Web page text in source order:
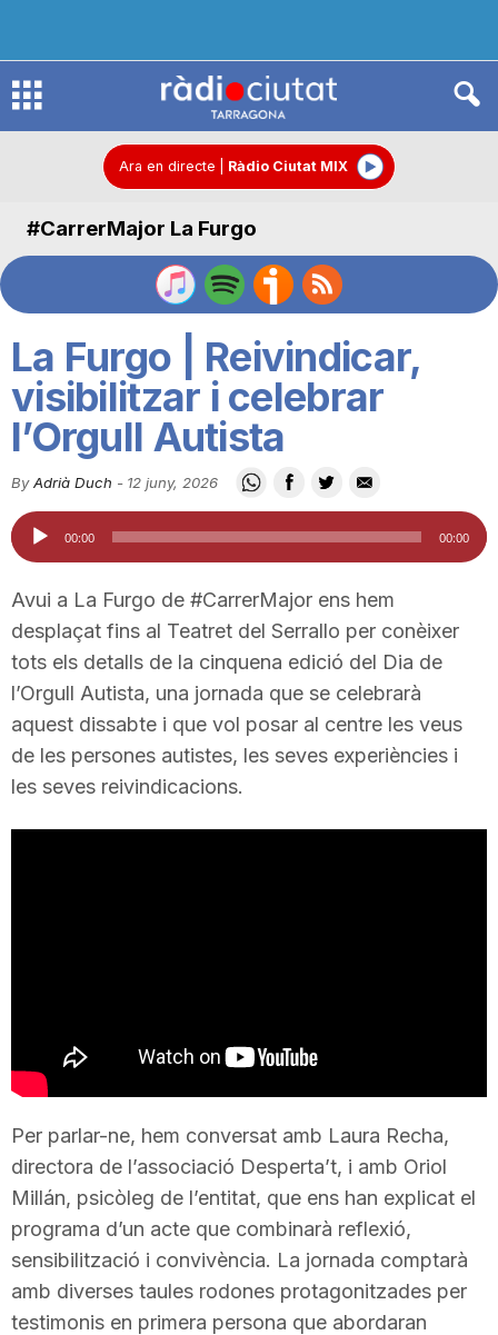
R
d
o
C
u
t
a
a
r
r
a
Ara en directe Ràdio Ciutat MIX
#CarrerMajor La Furgo
La Furgo | Reivindicar,
visibilitzar i celebrar
l’Orgull Autista
By Adrià Duch - 12 juny, 2026
Reproductor
d'àudio
00:00 00:00
Avui a La Furgo de #CarrerMajor ens hem
desplaçat fins al Teatret del Serrallo per conèixer
tots els detalls de la cinquena edició del Dia de
l’Orgull Autista, una jornada que se celebrarà
aquest dissabte i que vol posar al centre les veus
de les persones autistes, les seves experiències i
les seves reivindicacions.
Per parlar-ne, hem conversat amb Laura Recha,
directora de l’associació Desperta’t, i amb Oriol
Millán, psicòleg de l’entitat, que ens han explicat el
programa d’un acte que combinarà reflexió,
sensibilització i convivència. La jornada comptarà
amb diverses taules rodones protagonitzades per
testimonis en primera persona que abordaran